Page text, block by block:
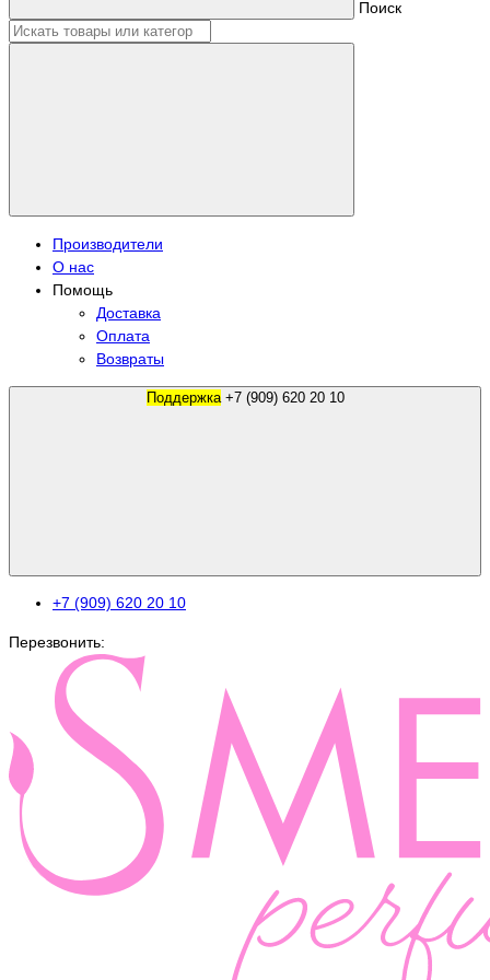
Поиск
Производители
О нас
Помощь
Доставка
Оплата
Возвраты
Поддержка +7 (909) 620 20 10
+7 (909) 620 20 10
Перезвонить: